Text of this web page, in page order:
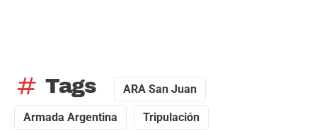
tag Tags ARA San Juan
Armada Argentina Tripulación